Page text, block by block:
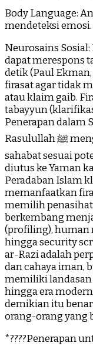
Body Language:
mendeteksi emosi.
Neurosains
dapat merespons
detik (Paul
firasat agar tidak
atau klaim gaib.
tabayyun
Penerapan dalam
Rasulullah ﷺ menggunakan firasat untuk mendidik
sahabat sesuai
diutus ke Yaman
Peradaban Islam
memanfaatkan
memilih penasihat
berkembang
(profiling), human
hingga security
ar-Razi adalah
dan cahaya iman,
memiliki landasan
hingga era
demikian itu
orang-orang yang
*????Penerapan